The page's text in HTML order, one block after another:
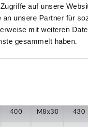
auf unsere
an unsere Partner für
mit weiteren
gesammelt haben.
180
200 M8x30 230
400 M8x30 430